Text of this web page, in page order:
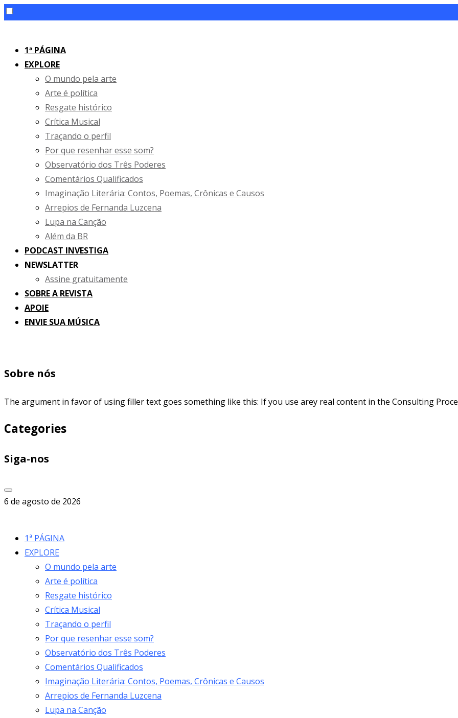
content1ª PÁGINA
EXPLORE
O mundo pela arte
Arte é política
Resgate histórico
Crítica Musical
Traçando o perfil
Por que resenhar esse som?
Observatório dos Três Poderes
Comentários Qualificados
Imaginação Literária: Contos, Poemas, Crônicas e Causos
Arrepios de Fernanda Luzcena
Lupa na Canção
Além da BR
PODCAST INVESTIGA
NEWSLATTER
Assine gratuitamente
SOBRE A REVISTA
APOIE
ENVIE SUA MÚSICA
Sobre nós
The argument in favor of using filler text goes something like this: If you use arey real content in the Consulting
Categories
Siga-nos
6 de agosto de 2026
1ª PÁGINA
EXPLORE
O mundo pela arte
Arte é política
Resgate histórico
Crítica Musical
Traçando o perfil
Por que resenhar esse som?
Observatório dos Três Poderes
Comentários Qualificados
Imaginação Literária: Contos, Poemas, Crônicas e Causos
Arrepios de Fernanda Luzcena
Lupa na Canção